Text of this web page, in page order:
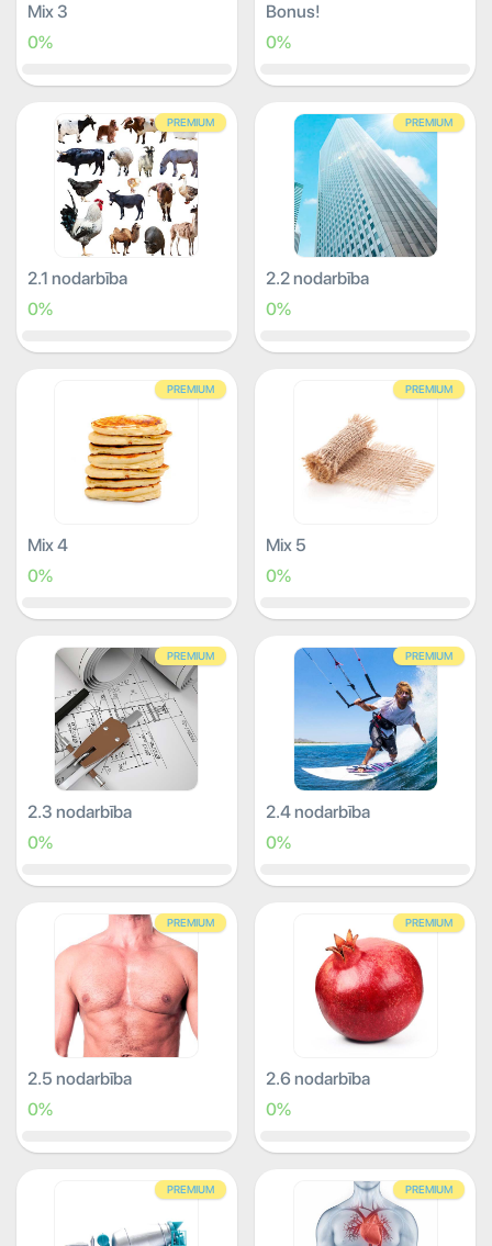
Mix 3
0%
Bonus!
0%
PREMIUM
2.1 nodarbība
0%
PREMIUM
2.2 nodarbība
0%
PREMIUM
Mix 4
0%
PREMIUM
Mix 5
0%
PREMIUM
2.3 nodarbība
0%
PREMIUM
2.4 nodarbība
0%
PREMIUM
2.5 nodarbība
0%
PREMIUM
2.6 nodarbība
0%
PREMIUM PREMIUM